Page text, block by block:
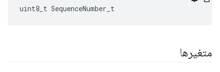
uint8_t SequenceNumber_t
متغیرها